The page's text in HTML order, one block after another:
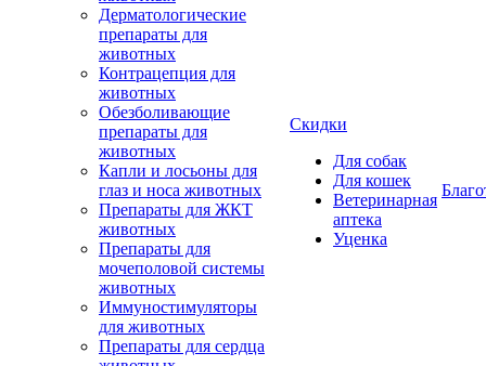
Дерматологические
препараты для
животных
Контрацепция для
животных
Обезболивающие
препараты для
животных
Капли и лосьоны для
глаз и носа животных
Препараты для ЖКТ
животных
Препараты для
мочеполовой системы
животных
Иммуностимуляторы
для животных
Препараты для сердца
Скидки
Для собак
Для кошек
Ветеринарная
аптека
Уценка